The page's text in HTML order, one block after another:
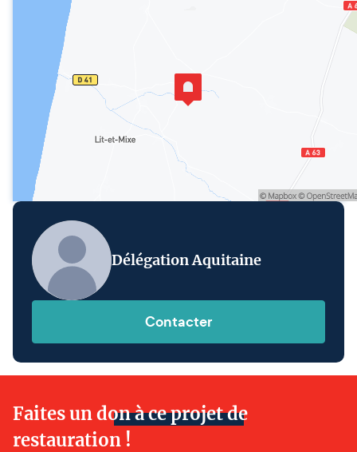
Délégation Aquitaine
Contacter
Faites un don à ce projet de
restauration !